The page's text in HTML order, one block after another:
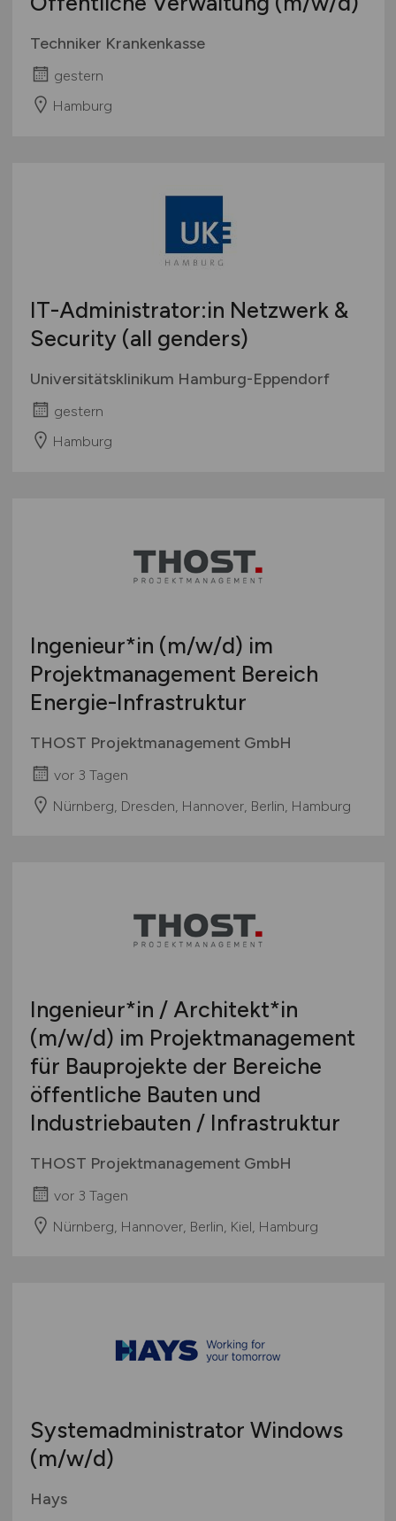
Techniker Krankenkasse
gestern
Hamburg
IT-Administrator:in Netzwerk &
Security (all genders)
Universitätsklinikum Hamburg-Eppendorf
gestern
Hamburg
Ingenieur*in (m/w/d) im
Projektmanagement Bereich
Energie-Infrastruktur
THOST Projektmanagement GmbH
vor 3 Tagen
Nürnberg, Dresden, Hannover, Berlin, Hamburg
Ingenieur*in / Architekt*in
(m/w/d) im Projektmanagement
für Bauprojekte der Bereiche
öffentliche Bauten und
Industriebauten / Infrastruktur
THOST Projektmanagement GmbH
vor 3 Tagen
Nürnberg, Hannover, Berlin, Kiel, Hamburg
Systemadministrator Windows
(m/w/d)
Hays